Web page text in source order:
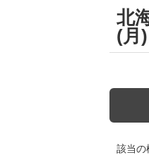
北
(月
該当の